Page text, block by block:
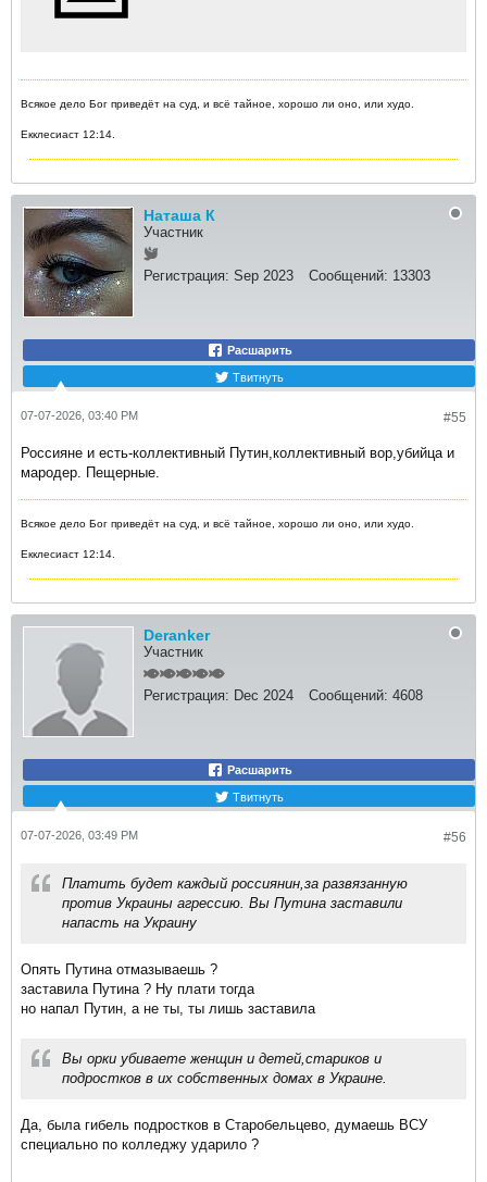
Всякое дело Бог приведёт на суд, и всё тайное, хорошо ли оно, или худо.
Екклесиаст 12:14.
Наташа К
Участник
Регистрация: Sep 2023 Сообщений: 13303
Расшарить
Твитнуть
#55
07-07-2026, 03:40 PM
Россияне и есть-коллективный Путин,коллективный вор,убийца и
мародер. Пещерные.
Всякое дело Бог приведёт на суд, и всё тайное, хорошо ли оно, или худо.
Екклесиаст 12:14.
Deranker
Участник
Регистрация: Dec 2024 Сообщений: 4608
Расшарить
Твитнуть
#56
07-07-2026, 03:49 PM
Платить будет каждый россиянин,за развязанную
против Украины агрессию. Вы Путина заставили
напасть на Украину
Опять Путина отмазываешь ?
заставила Путина ? Ну плати тогда
но напал Путин, а не ты, ты лишь заставила
Вы орки убиваете женщин и детей,стариков и
подростков в их собственных домах в Украине.
Да, была гибель подростков в Старобельцево, думаешь ВСУ
специально по колледжу ударило ?